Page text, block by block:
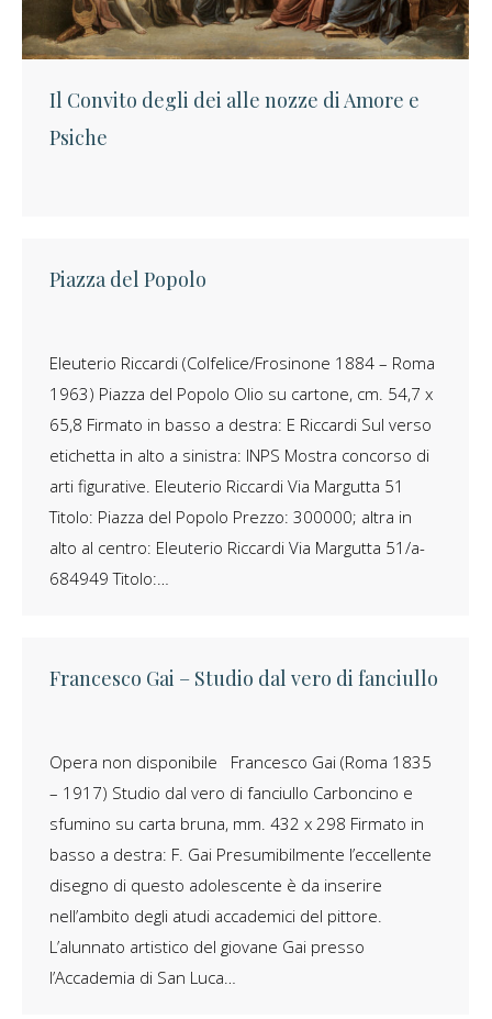
Il Convito degli dei alle nozze di Amore e
Psiche
Piazza del Popolo
Eleuterio Riccardi (Colfelice/Frosinone 1884 – Roma
1963) Piazza del Popolo Olio su cartone, cm. 54,7 x
65,8 Firmato in basso a destra: E Riccardi Sul verso
etichetta in alto a sinistra: INPS Mostra concorso di
arti figurative. Eleuterio Riccardi Via Margutta 51
Titolo: Piazza del Popolo Prezzo: 300000; altra in
alto al centro: Eleuterio Riccardi Via Margutta 51/a-
684949 Titolo:…
Francesco Gai – Studio dal vero di fanciullo
Opera non disponibile Francesco Gai (Roma 1835
– 1917) Studio dal vero di fanciullo Carboncino e
sfumino su carta bruna, mm. 432 x 298 Firmato in
basso a destra: F. Gai Presumibilmente l’eccellente
disegno di questo adolescente è da inserire
nell’ambito degli atudi accademici del pittore.
L’alunnato artistico del giovane Gai presso
l’Accademia di San Luca…
Iscriviti alla